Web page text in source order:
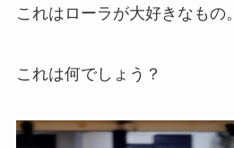
これはローラが大好きなもの。
これは何でしょう？